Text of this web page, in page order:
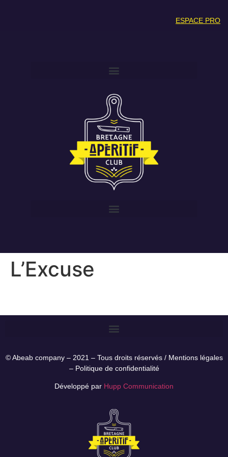
ESPACE PRO
L’Excuse
© Abeab company – 2021 – Tous droits réservés / Mentions légales
– Politique de confidentialité
Développé par Hupp Communication